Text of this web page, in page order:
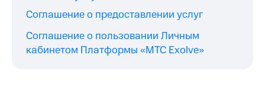
Соглашение о предоставлении услуг
Соглашение о пользовании Личным
кабинетом Платформы «МТС Exolve»